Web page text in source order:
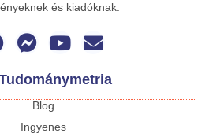
és kiadóknak.
Blog
Ingyenes